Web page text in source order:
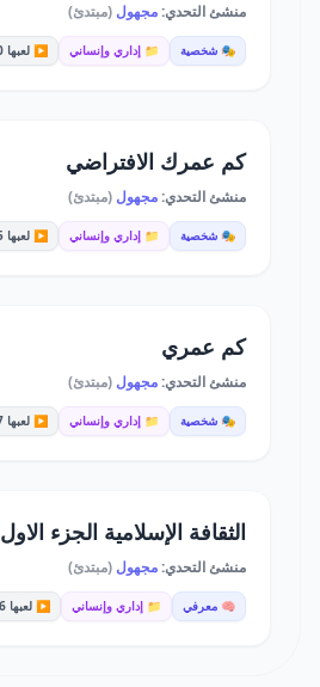
منشئ التحدي:مجهول (مبتدئ)
🎭 شخصية 📁 إداري وإنساني ▶️ لعبها 160
كم عمرك الافتراضي
منشئ التحدي:مجهول (مبتدئ)
🎭 شخصية 📁 إداري وإنساني ▶️ لعبها 5
كم عمري
منشئ التحدي:مجهول (مبتدئ)
🎭 شخصية 📁 إداري وإنساني ▶️ لعبها 17
الثقافة الإسلامية الجزء الاول
منشئ التحدي:مجهول (مبتدئ)
🧠 معرفي 📁 إداري وإنساني ▶️ لعبها 2,136